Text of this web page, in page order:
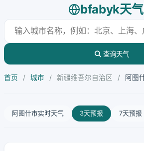
bfabyk天气
查询天气
首页 / 城市 / 新疆维吾尔自治区 / 阿图
阿图什市实时天气 3天预报 7天预报